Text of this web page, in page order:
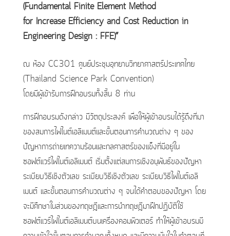
(Fundamental Finite Element Method
for Increase Efficiency and Cost Reduction in
Engineering Design : FFE)”
ณ ห้อง CC301 ศูนย์ประชุมอุทยานวิทยาศาสตร์ประเทศไทย
(Thailand Science Park Convention)
โดยมีผู้เข้ารับการฝึกอบรมทั้งสิ้น 8 ท่าน
การฝึกอบรมดังกล่าว มีวัตถุประสงค์ เพื่อให้ผู้เข้าอบรมได้รู้ถึงที่มา
ของสมการไฟไนต์เอลิเมนต์และขั้นตอนการคำนวณต่าง ๆ ของ
ปัญหาการถ่ายเทความร้อนและกลศาสตร์ของแข็งที่มีอยู่ใน
ซอฟต์แวร์ไฟไนต์เอลิเมนต์ เริ่มตั้งแต่สมการเชิงอนุพันธ์ของปัญหา
ระเบียบวิธีเชิงตัวเลข ระเบียบวิธีเชิงตัวเลข ระเบียบวิธีไฟไนต์เอลิ
เมนต์ และขั้นตอนการคำนวณต่าง ๆ จนได้คำตอบของปัญหา โดย
จะมีศึกษาในส่วนของทฤษฎีและการนำทฤษฎีมาฝึกปฏิบัติใช้
ซอฟต์แวร์ไฟไนต์เอลิเมนต์บนเครื่องคอมพิวเตอร์ ทำให้ผู้เข้าอบรมมี